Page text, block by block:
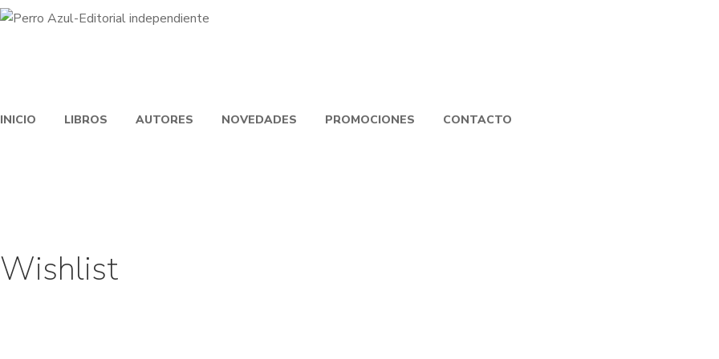
INICIO LIBROS AUTORES NOVEDADES PROMOCIONES CONTACTO
Wishlist